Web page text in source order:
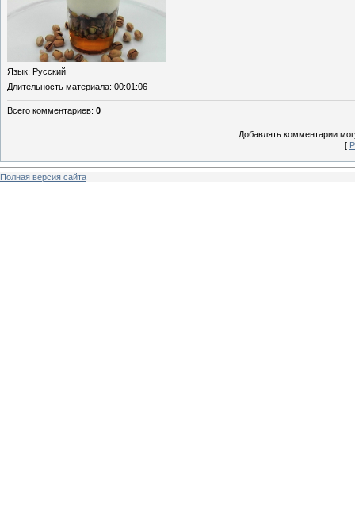
Язык: Русский
Длительность материала: 00:01:06
Всего комментариев: 0
Добавлять комментарии
[
Полная версия сайта